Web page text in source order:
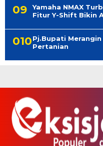
Yamaha NMAX
Fitur Y-Shift Bikin
Pj.Bupati
Pertanian